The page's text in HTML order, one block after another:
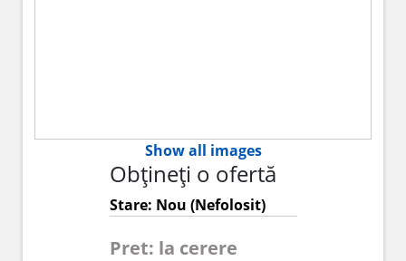
Show all images
Obțineți o ofertă
Stare: Nou (Nefolosit)
Pret: la cerere